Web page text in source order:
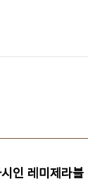
인 레미제라블